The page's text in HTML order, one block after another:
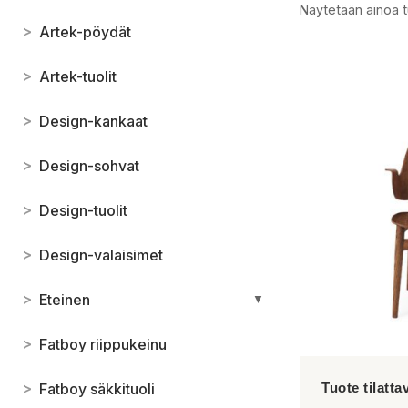
> Artek-pöydät
> Artek-tuolit
> Design-kankaat
> Design-sohvat
> Design-tuolit
> Design-valaisimet
> Eteinen ▼
> Fatboy riippukeinu
> Fatboy säkkituoli
Näytetään ainoa